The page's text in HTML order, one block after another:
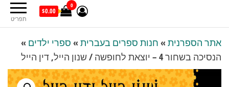
תפריט
0
$0.00
אתר הספרנית » חנות ספרים בעברית » ספרי ילדים »
הנסיכה בשחור 4 – יוצאת לחופשה / שנון הייל, דין הייל